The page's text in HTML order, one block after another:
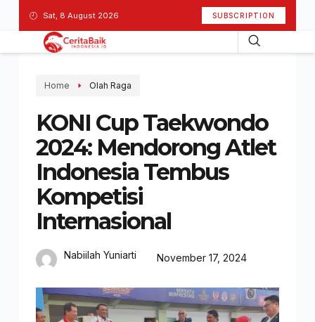
Sat, 8 August 2026 SUBSCRIPTION
Home Olah Raga
KONI Cup Taekwondo
2024: Mendorong Atlet
Indonesia Tembus
Kompetisi
Internasional
Nabiilah Yuniarti November 17, 2024